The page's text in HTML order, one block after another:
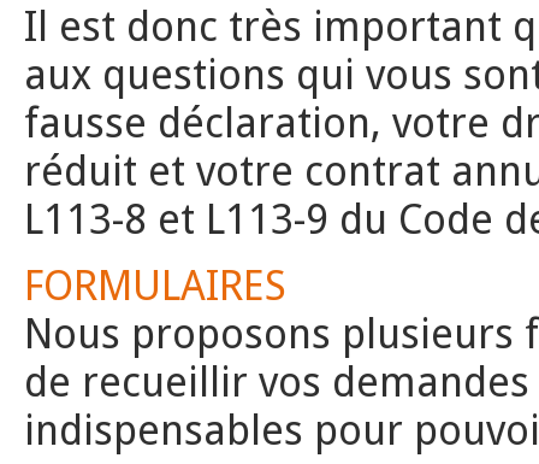
Il est donc très important
aux questions qui vous
fausse déclaration, votre
réduit et votre contrat
L113-8 et L113-9 du Code
FORMULAIRES
Nous proposons
de recueillir vos
indispensables pour